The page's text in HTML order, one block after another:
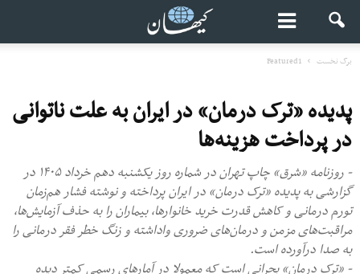
برگ نخست Featured1
پدیده «ترک درمان» در ایران به‌ علت ناتوانی
در پرداخت هزینه‌ها
- روزنامه «شرق» چاپ تهران در شماره روز یکشنبه دهم خرداد ۱۴۰۵ در
گزارشی به پدیده «ترک درمان» در ایران پرداخته و نوشته فشار هم‌زمان
تورم درمانی و کاهش قدرت خرید خانوارها، بیماران را به حذف آزمایش‌ها،
مراقبت‌های مزمن و درمان‌های ضروری واداشته و زنگ خطر فقر درمانی را
به صدا درآورده است.
- «ترک درمان» بحرانی است که معمولا در آمارهای رسمی کمتر دیده